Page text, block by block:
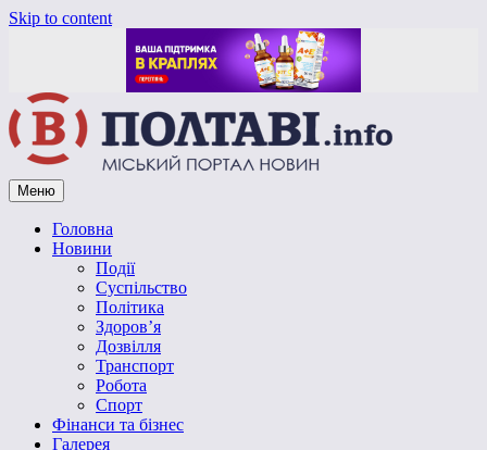
Skip to content
Vpoltave.info
Полтавський портал новин
Меню
Головна
Новини
Події
Суспільство
Політика
Здоров’я
Дозвілля
Транспорт
Робота
Спорт
Фінанси та бізнес
Галерея